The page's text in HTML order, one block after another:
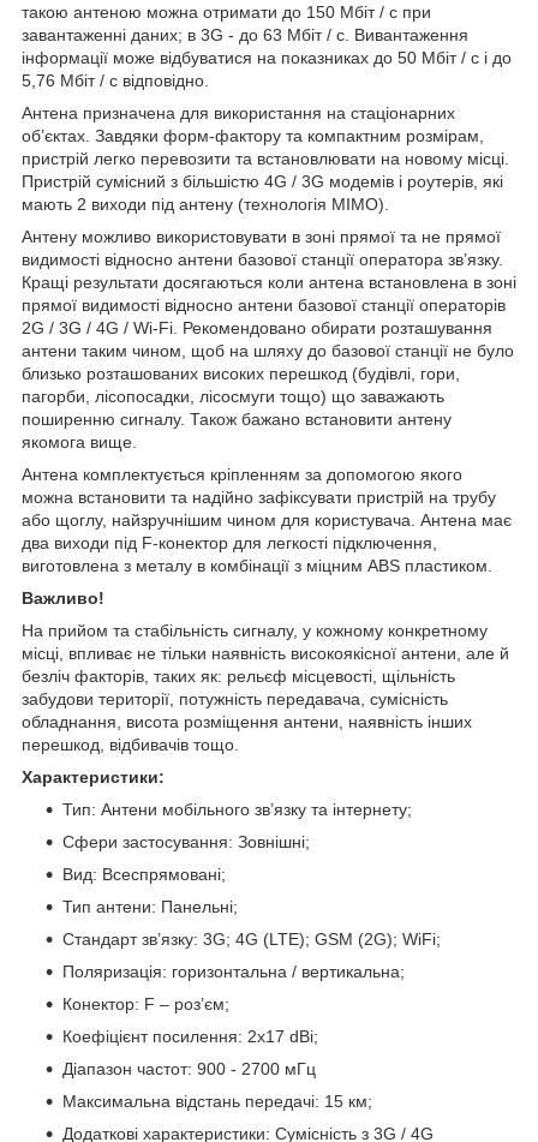
такою антеною можна отримати до 150 Мбіт / с при
завантаженні даних; в 3G - до 63 Мбіт / с. Вивантаження
інформації може відбуватися на показниках до 50 Мбіт / с і до
5,76 Мбіт / с відповідно.
Антена призначена для використання на стаціонарних
об’єктах. Завдяки форм-фактору та компактним розмірам,
пристрій легко перевозити та встановлювати на новому місці.
Пристрій сумісний з більшістю 4G / 3G модемів і роутерів, які
мають 2 виходи під антену (технологія MIMO).
Антену можливо використовувати в зоні прямої та не прямої
видимості відносно антени базової станції оператора зв’язку.
Кращі результати досягаються коли антена встановлена в зоні
прямої видимості відносно антени базової станції операторів
2G / 3G / 4G / Wi-Fi. Рекомендовано обирати розташування
антени таким чином, щоб на шляху до базової станції не було
близько розташованих високих перешкод (будівлі, гори,
пагорби, лісопосадки, лісосмуги тощо) що заважають
поширенню сигналу. Також бажано встановити антену
якомога вище.
Антена комплектується кріпленням за допомогою якого
можна встановити та надійно зафіксувати пристрій на трубу
або щоглу, найзручнішим чином для користувача. Антена має
два виходи під F-конектор для легкості підключення,
виготовлена з металу в комбінації з міцним ABS пластиком.
Важливо!
На прийом та стабільність сигналу, у кожному конкретному
місці, впливає не тільки наявність високоякісної антени, але й
безліч факторів, таких як: рельєф місцевості, щільність
забудови території, потужність передавача, сумісність
обладнання, висота розміщення антени, наявність інших
перешкод, відбивачів тощо.
Характеристики:
Тип: Антени мобільного зв’язку та інтернету;
Сфери застосування: Зовнішні;
Вид: Всеспрямовані;
Тип антени: Панельні;
Стандарт зв’язку: 3G; 4G (LTE); GSM (2G); WiFi;
Поляризація: горизонтальна / вертикальна;
Конектор: F – роз’єм;
Коефіцієнт посилення: 2x17 dBi;
Діапазон частот: 900 - 2700 мГц
Максимальна відстань передачі: 15 км;
Додаткові характеристики: Сумісність з 3G / 4G